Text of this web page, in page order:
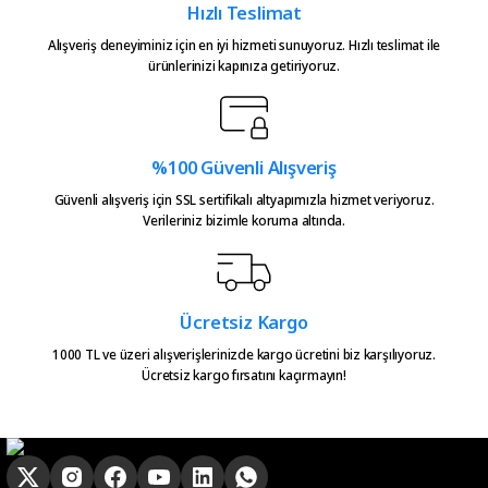
Gönder
Atakan Kasapoğlu | 23/07/2026
emeğinize sağlık çok teşekkürler
Urun takibiniz cok guzel. Urunu
alinca tum asamalar mail olatak
E... E... | 20/05/2026
Hızlı Teslimat
Alışveriş deneyiminiz için en iyi hizmeti sunuyoruz. Hızlı teslimat ile
ürünlerinizi kapınıza getiriyoruz.
%100 Güvenli Alışveriş
Güvenli alışveriş için SSL sertifikalı altyapımızla hizmet veriyoruz.
Verileriniz bizimle koruma altında.
Ücretsiz Kargo
1000 TL ve üzeri alışverişlerinizde kargo ücretini biz karşılıyoruz.
Ücretsiz kargo fırsatını kaçırmayın!